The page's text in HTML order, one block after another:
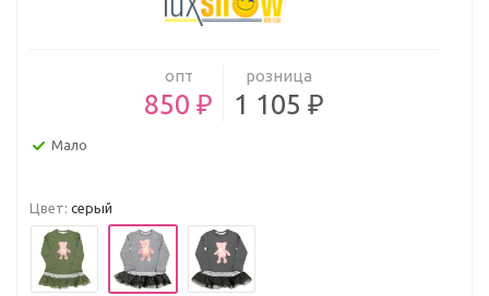
опт
850 ₽
розница
1 105 ₽
Мало
Цвет: серый